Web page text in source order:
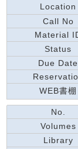
Location
Call No
Material
Status
Due Date
WEB書棚
No.
Volumes
Library